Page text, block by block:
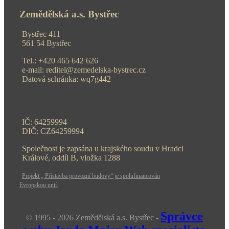
Zemědělská a.s. Bystřec
Bystřec 411
561 54 Bystřec
Tel.: +420 465 642 626
e-mail: reditel@zemedelska-bystrec.cz
Datová schránka: wq7g442
IČ: 64259994
DIČ: CZ64259994
Společnost je zapsána u krajského soudu v Hradci
Králové, oddíl B, vložka 1288
Projekt „ Přístavba provozní budovy“ je spolufinancován
Evropskou unií.
© 1995 - 2026 Zemědělská a.s. Bystřec - Správce